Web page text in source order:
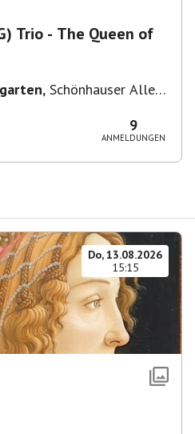
Trio - The Queen of
, Schönhauser Allee
9
ANMELDUNGEN
Do, 13.08.2026
15:15